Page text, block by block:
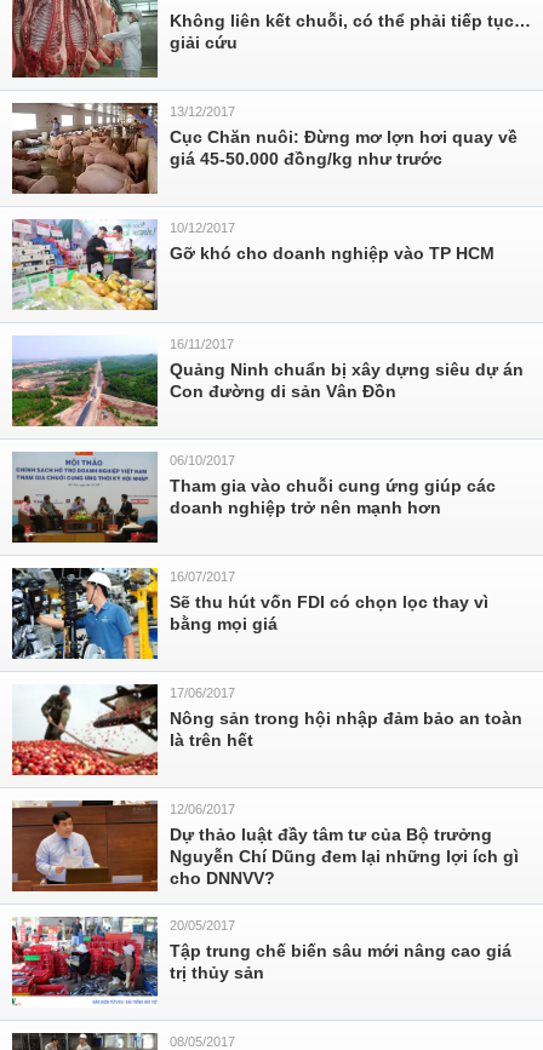
Không liên kết chuỗi, có thể phải tiếp tục…
giải cứu
13/12/2017
Cục Chăn nuôi: Đừng mơ lợn hơi quay về
giá 45-50.000 đồng/kg như trước
10/12/2017
Gỡ khó cho doanh nghiệp vào TP HCM
16/11/2017
Quảng Ninh chuẩn bị xây dựng siêu dự án
Con đường di sản Vân Đồn
06/10/2017
Tham gia vào chuỗi cung ứng giúp các
doanh nghiệp trở nên mạnh hơn
16/07/2017
Sẽ thu hút vốn FDI có chọn lọc thay vì
bằng mọi giá
17/06/2017
Nông sản trong hội nhập đảm bảo an toàn
là trên hết
12/06/2017
Dự thảo luật đầy tâm tư của Bộ trưởng
Nguyễn Chí Dũng đem lại những lợi ích gì
cho DNNVV?
20/05/2017
Tập trung chế biến sâu mới nâng cao giá
trị thủy sản
08/05/2017